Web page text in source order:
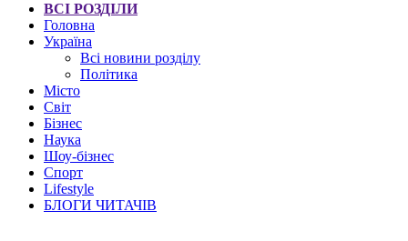
ВСІ РОЗДІЛИ
Головна
Україна
Всі новини розділу
Політика
Місто
Світ
Бізнес
Наука
Шоу-бізнес
Спорт
Lifestyle
БЛОГИ ЧИТАЧІВ